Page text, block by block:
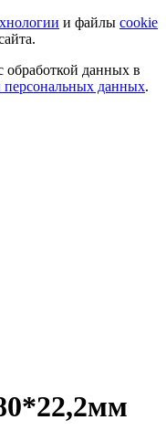
и файлы cookie
обработкой данных в
данных.